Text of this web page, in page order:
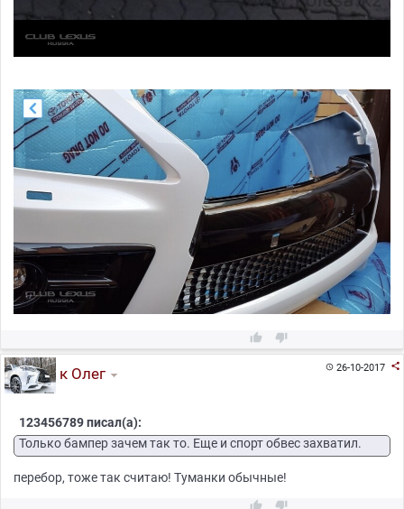
 
26-10-2017 
к Олег
123456789 писал(а):
Только бампер зачем так то. Еще и спорт обвес захватил.
перебор, тоже так считаю! Туманки обычные!
 